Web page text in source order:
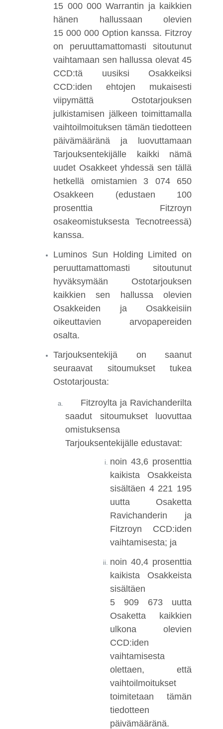
15 000 000 Warrantin ja kaikkien
hänen hallussaan olevien
15 000 000 Option kanssa. Fitzroy
on peruuttamattomasti sitoutunut
vaihtamaan sen hallussa olevat 45
CCD:tä uusiksi Osakkeiksi
CCD:iden ehtojen mukaisesti
viipymättä Ostotarjouksen
julkistamisen jälkeen toimittamalla
vaihtoilmoituksen tämän tiedotteen
päivämääränä ja luovuttamaan
Tarjouksentekijälle kaikki nämä
uudet Osakkeet yhdessä sen tällä
hetkellä omistamien 3 074 650
Osakkeen (edustaen 100
prosenttia Fitzroyn
osakeomistuksesta Tecnotreessä)
kanssa.
Luminos Sun Holding Limited on
peruuttamattomasti sitoutunut
hyväksymään Ostotarjouksen
kaikkien sen hallussa olevien
Osakkeiden ja Osakkeisiin
oikeuttavien arvopapereiden
osalta.
Tarjouksentekijä on saanut
seuraavat sitoumukset tukea
Ostotarjousta:
Fitzroylta ja Ravichanderilta
saadut sitoumukset luovuttaa
omistuksensa
Tarjouksentekijälle edustavat:
noin 43,6 prosenttia
kaikista Osakkeista
sisältäen 4 221 195
uutta Osaketta
Ravichanderin ja
Fitzroyn CCD:iden
vaihtamisesta; ja
noin 40,4 prosenttia
kaikista Osakkeista
sisältäen
5 909 673 uutta
Osaketta kaikkien
ulkona olevien
CCD:iden
vaihtamisesta
olettaen, että
vaihtoilmoitukset
toimitetaan tämän
tiedotteen
päivämääränä.